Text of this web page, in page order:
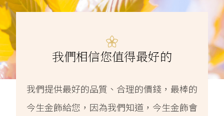
我們相信您值得最好的
我們提供最好的品質、合理的價錢，最棒的
今生金飾給您，因為我們知道，今生金飾會